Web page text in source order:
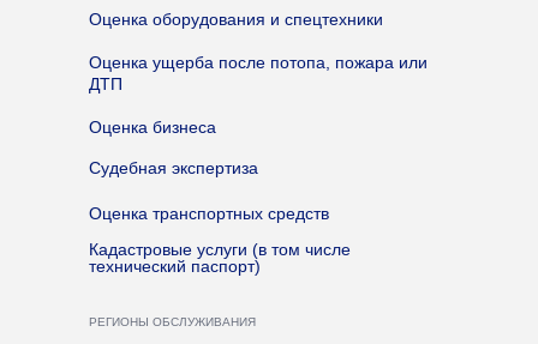
РЕГИОНЫ ОБСЛУЖИВАНИЯ
Оценка оборудования и спецтехники
Оценка ущерба после потопа, пожара или
ДТП
Оценка бизнеса
Судебная экспертиза
Кадастровые услуги (в том числе
технический паспорт)
Оценка транспортных средств